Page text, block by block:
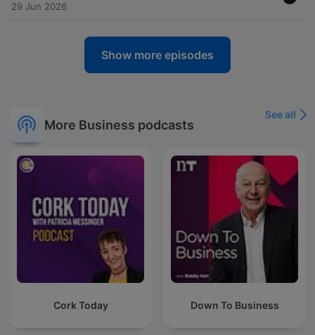
29 Jun 2026
Show more episodes
More Business podcasts
See all
Cork Today Down To Business